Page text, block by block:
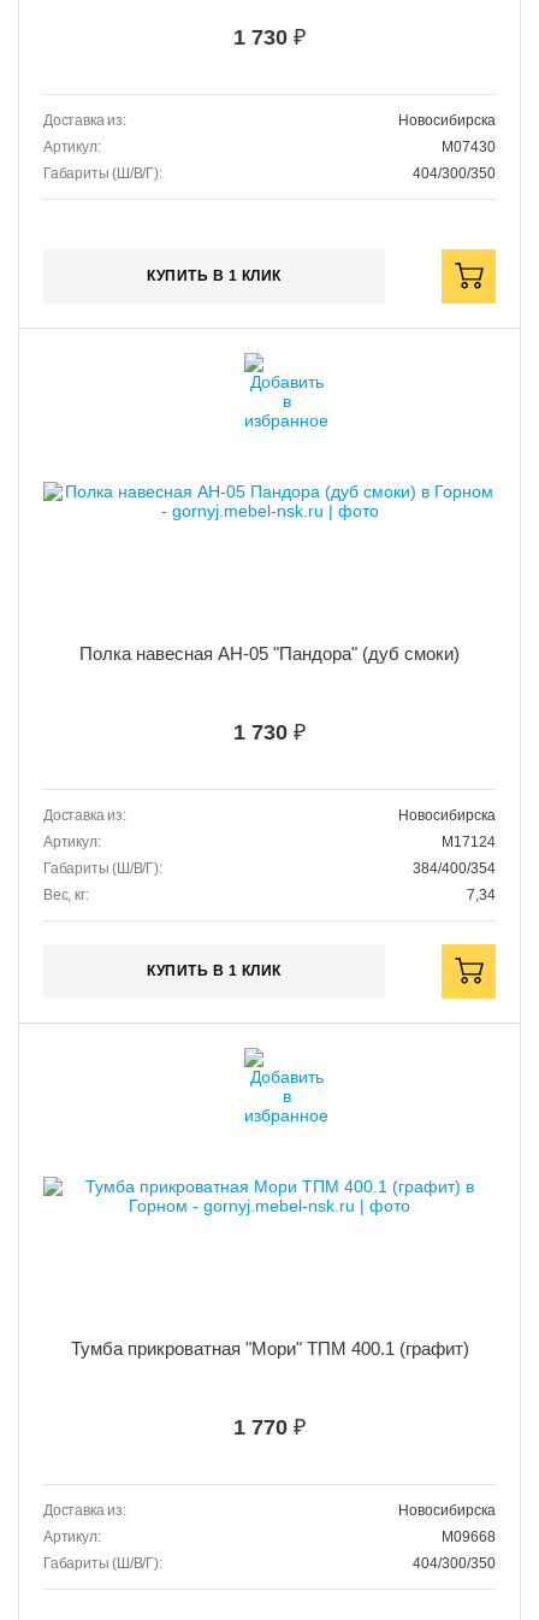
1 730 ₽
Доставка из:
Новосибирска
Артикул:
M07430
Габариты (Ш/В/Г):
404/300/350
КУПИТЬ В 1 КЛИК
Полка навесная АН-05 "Пандора" (дуб смоки)
1 730 ₽
Доставка из:
Новосибирска
Артикул:
M17124
Габариты (Ш/В/Г):
384/400/354
Вес, кг:
7,34
КУПИТЬ В 1 КЛИК
Тумба прикроватная "Мори" ТПМ 400.1 (графит)
1 770 ₽
Доставка из:
Новосибирска
Артикул:
M09668
Габариты (Ш/В/Г):
404/300/350